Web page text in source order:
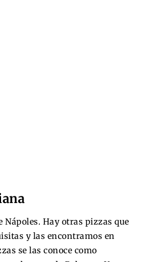
Nápoles. Hay otras pizzas que
y las encontramos en
se las conoce como